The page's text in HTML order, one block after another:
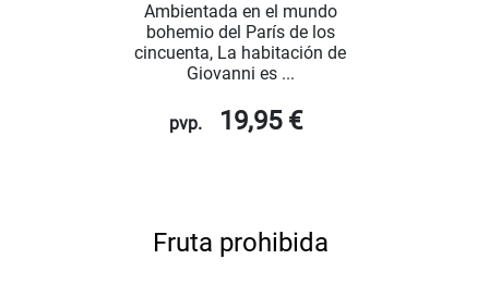
Ambientada en el mundo
bohemio del París de los
cincuenta, La habitación de
Giovanni es ...
pvp. 19,95 €
Fruta prohibida